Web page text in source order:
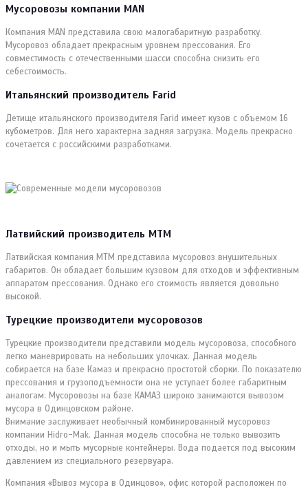
Мусоровозы компании MAN
Компания MAN представила свою малогабаритную разработку.
Мусоровоз обладает прекрасным уровнем прессования. Его
совместимость с отечественными шасси способна снизить его
себестоимость.
Итальянский производитель Farid
Детище итальянского производителя Farid имеет кузов с объемом 16
кубометров. Для него характерна задняя загрузка. Модель прекрасно
сочетается с российскими разработками.
Латвийский производитель MTM
Латвийская компания MTM представила мусоровоз внушительных
габаритов. Он обладает большим кузовом для отходов и эффективным
аппаратом прессования. Однако его стоимость является довольно
высокой.
Турецкие производители мусоровозов
Турецкие производители представили модель мусоровоза, способного
легко маневрировать на небольших улочках. Данная модель
собирается на базе Камаз и прекрасно простотой сборки. По показателю
прессования и грузоподъемности она не уступает более габаритным
аналогам. Мусоровозы на базе КАМАЗ широко занимаются вывозом
мусора в Одинцовском районе.
Внимание заслуживает необычный комбинированный мусоровоз
компании Hidro-Mak. Данная модель способна не только вывозить
отходы, но и мыть мусорные контейнеры. Вода подается под высоким
давлением из специального резервуара.
Компания «Вывоз мусора в Одинцово», офис которой расположен по